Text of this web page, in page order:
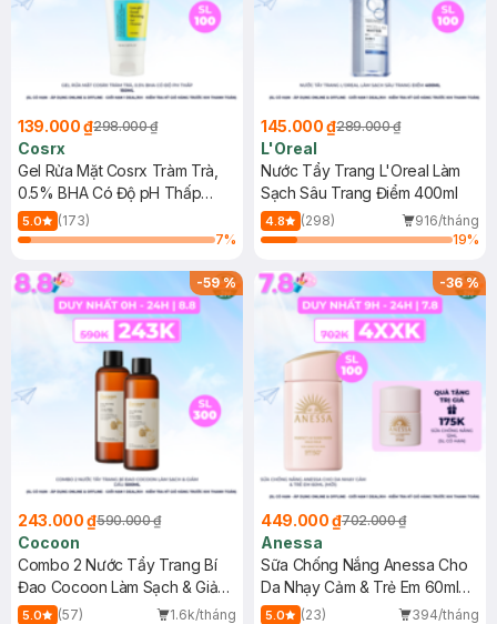
139.000 ₫298.000 ₫
Cosrx
Gel Rửa Mặt Cosrx Tràm Trà,
0.5% BHA Có Độ pH Thấp
150ml
5.0
(173)
7%
145.000 ₫289.000 ₫
L'Oreal
Nước Tẩy Trang L'Oreal Làm
Sạch Sâu Trang Điểm 400ml
4.8 (298)
916/tháng
19%
-59%
243.000 ₫590.000 ₫
Cocoon
Combo 2 Nước Tẩy Trang Bí
Đao Cocoon Làm Sạch & Giảm
Dầu 500ml
5.0 (57)
1.6k/tháng
-36%
449.000 ₫702.000 ₫
Anessa
Sữa Chống Nắng Anessa Cho
Da Nhạy Cảm & Trẻ Em 60ml
(Mới)
5.0 (23)
394/tháng